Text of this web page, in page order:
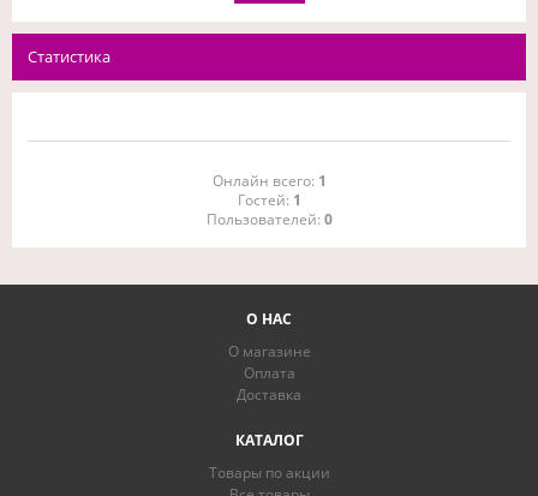
Статистика
Онлайн всего: 1
Гостей: 1
Пользователей: 0
О НАС
О магазине
Оплата
Доставка
КАТАЛОГ
Товары по акции